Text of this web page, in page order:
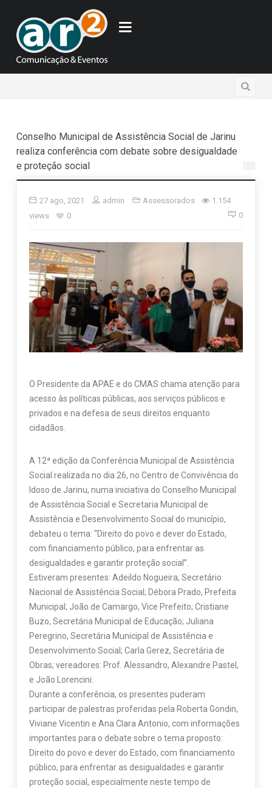
Conselho Municipal de Assistência Social de Jarinu
realiza conferência com debate sobre desigualdade
e proteção social
27 ago, 2021 admin Assessorados
1.154
views
0 0
O Presidente da APAE e do CMAS chama atenção para
acesso às políticas públicas, aos serviços públicos e
privados e na defesa de seus direitos enquanto
cidadãos.
A 12ª edição da Conferência Municipal de Assistência
Social realizada no dia 26, no Centro de Convivência do
Idoso de Jarinu, numa iniciativa do Conselho Municipal
de Assistência Social e Secretaria Municipal de
Assistência e Desenvolvimento Social do município,
debateu o tema: “Direito do povo e dever do Estado,
com financiamento público, para enfrentar as
desigualdades e garantir proteção social”.
Estiveram presentes: Adeildo Nogueira, Secretário
Nacional de Assistência Social; Débora Prado, Prefeita
Municipal; João de Camargo, Vice Prefeito; Cristiane
Buzo, Secretária Municipal de Educação; Juliana
Peregrino, Secretária Municipal de Assistência e
Desenvolvimento Social; Carla Gerez, Secretária de
Obras; vereadores: Prof. Alessandro, Alexandre Pastel,
e João Lorencini.
Durante a conferência, os presentes puderam
participar de palestras proferidas pela Roberta Gondin,
Viviane Vicentin e Ana Clara Antonio, com informações
importantes para o debate sobre o tema proposto:
Direito do povo e dever do Estado, com financiamento
público, para enfrentar as desigualdades e garantir
proteção social, especialmente neste tempo de